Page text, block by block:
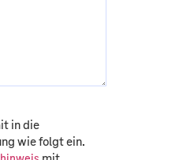
in die
wie folgt ein.